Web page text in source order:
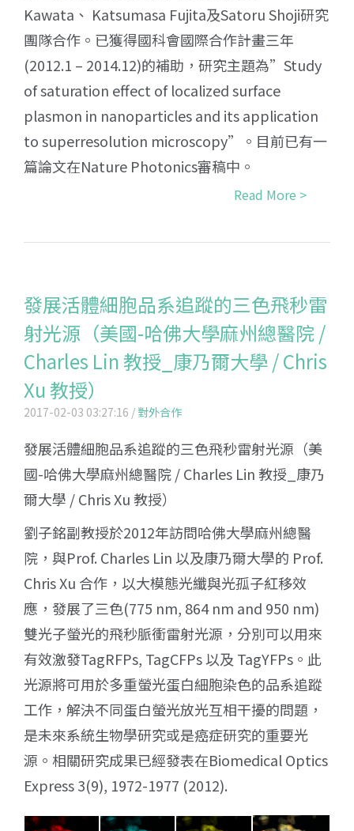
Kawata、 Katsumasa Fujita及Satoru Shoji研究
團隊合作。已獲得國科會國際合作計畫三年
(2012.1 – 2014.12)的補助，研究主題為”Study
of saturation effect of localized surface
plasmon in nanoparticles and its application
to superresolution microscopy”。目前已有一
篇論文在Nature Photonics審稿中。
Read More >
發展活體細胞品系追蹤的三色飛秒雷
射光源（美國-哈佛大學麻州總醫院 /
Charles Lin 教授_康乃爾大學 / Chris
Xu 教授）
2017-02-03 03:27:16 / 對外合作
發展活體細胞品系追蹤的三色飛秒雷射光源（美
國-哈佛大學麻州總醫院 / Charles Lin 教授_康乃
爾大學 / Chris Xu 教授）
劉子銘副教授於2012年訪問哈佛大學麻州總醫
院，與Prof. Charles Lin 以及康乃爾大學的 Prof.
Chris Xu 合作，以大模態光纖與光孤子紅移效
應，發展了三色(775 nm, 864 nm and 950 nm)
雙光子螢光的飛秒脈衝雷射光源，分別可以用來
有效激發TagRFPs, TagCFPs 以及 TagYFPs。此
光源將可用於多重螢光蛋白細胞染色的品系追蹤
工作，解決不同蛋白螢光放光互相干擾的問題，
是未來系統生物學研究或是癌症研究的重要光
源。相關研究成果已經發表在Biomedical Optics
Express 3(9), 1972-1977 (2012).